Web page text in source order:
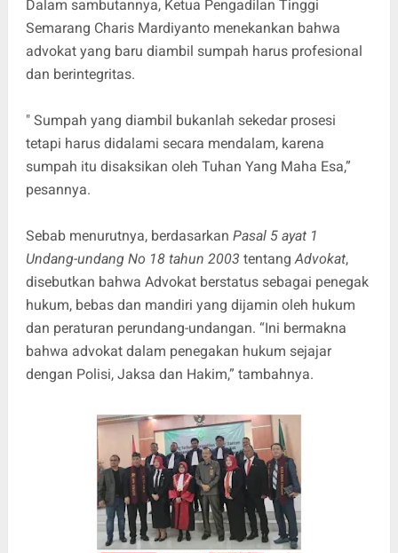
Dalam sambutannya, Ketua Pengadilan Tinggi
Semarang Charis Mardiyanto menekankan bahwa
advokat yang baru diambil sumpah harus profesional
dan berintegritas.
" Sumpah yang diambil bukanlah sekedar prosesi
tetapi harus didalami secara mendalam, karena
sumpah itu disaksikan oleh Tuhan Yang Maha Esa,”
pesannya.
Sebab menurutnya, berdasarkan Pasal 5 ayat 1
Undang-undang No 18 tahun 2003 tentangAdvokat,
disebutkan bahwa Advokat berstatus sebagai penegak
hukum, bebas dan mandiri yang dijamin oleh hukum
dan peraturan perundang-undangan. “Ini bermakna
bahwa advokat dalam penegakan hukum sejajar
dengan Polisi, Jaksa dan Hakim,” tambahnya.